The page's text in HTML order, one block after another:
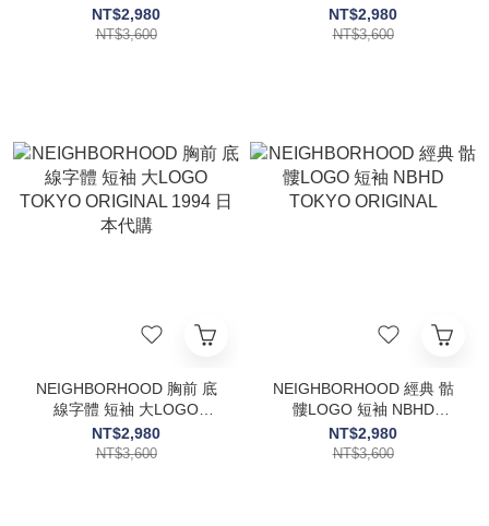
APPAREL 日本正版
NT$2,980
NT$3,600
CRAFT WITH PRIDE 日本
代購
NT$2,980
NT$3,600
NEIGHBORHOOD 胸前 底
線字體 短袖 大LOGO
TOKYO ORIGINAL 1994 日
本代購
NT$2,980
NT$3,600
NEIGHBORHOOD 經典 骷
髏LOGO 短袖 NBHD
TOKYO ORIGINAL
NT$2,980
NT$3,600